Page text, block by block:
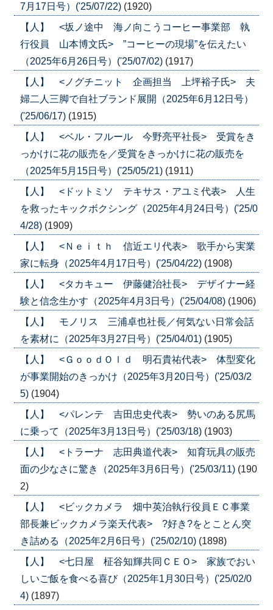
7月17日号）('25/07/22) (1920)
【人】 <坂ノ途中 海ノ向こうコーヒー事業部 執
行役員 山本博文氏> ”コーヒーの現場”を伝えたい
（2025年6月26日号）('25/07/02) (1917)
【人】 <ノグチニット 企画担当 上坪裕子氏> 夫
婦二人三脚で自社ブランド展開（2025年6月12日号）
('25/06/17) (1915)
【人】 <ベル・フルール 今野亮平社長> 受賞をき
っかけに花の販売を／受賞をきっかけに花の販売を
（2025年5月15日号）('25/05/21) (1911)
【人】 <ドットミソ テキサス・アユミ代表> 人生
を救ったキックボクシング（2025年4月24日号）('25/0
4/28) (1909)
【人】 <Ｎｅｉｔｈ 信近エリ代表> 歌手から実業
家に転身（2025年4月17日号）('25/04/22) (1908)
【人】 <タカキュー 伊藤健治社長> デザイナー経
験と信念生かす（2025年4月3日号）('25/04/08) (1906)
【人】 モノリス 三浦卓也社長／何気ない日常会話
を素材に（2025年3月27日号）('25/04/01) (1905)
【人】 <ＧｏｏｄＯｌｄ 明石貴祐代表> 体型変化
が事業開始のきっかけ（2025年3月20日号）('25/03/2
5) (1904)
【人】 <パレンテ 吉田忠史代表> 勢いのある尻馬
に乗って（2025年3月13日号）('25/03/18) (1903)
【人】 <トラーナ 志田典道代表> 知育玩具の販売
面の少なさに驚き（2025年3月6日号）('25/03/11) (190
2)
【人】 <ビックカメラ 畑中英治執行役員ＥＣ事業
部長兼ビックカメラ楽天代表> ?好き?をとことん突
き詰める（2025年2月6日号）('25/02/10) (1898)
【人】 <七日屋 柾谷知輝共同ＣＥＯ> 家族でおい
しいご飯を食べる喜び（2025年1月30日号）('25/02/0
4) (1897)